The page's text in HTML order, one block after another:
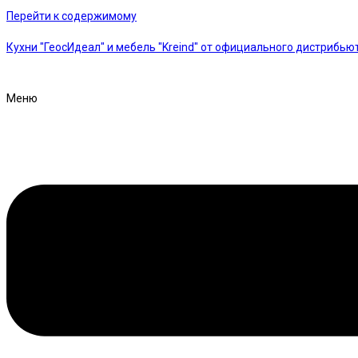
Перейти к содержимому
Кухни "ГеосИдеал" и мебель "Kreind" от официального
Меню